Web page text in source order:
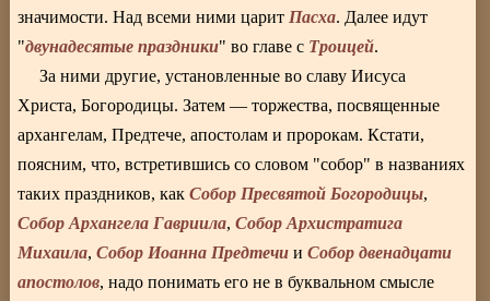
значимости. Над всеми ними царит Пасха. Далее идут
"двунадесятые праздники" во главе с Троицей.
За ними другие, установленные во славу Иисуса
Христа, Богородицы. Затем — торжества, посвященные
архангелам, Предтече, апостолам и пророкам. Кстати,
поясним, что, встретившись со словом "собор" в названиях
таких праздников, какСобор Пресвятой Богородицы,
Собор Архангела Гавриила,Собор Архистратига
Михаила,Собор Иоанна Предтечи иСобор двенадцати
апостолов, надо понимать его не в буквальном смысле